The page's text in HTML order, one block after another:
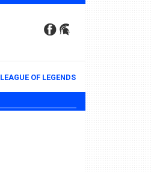
LEAGUE OF LEGENDS